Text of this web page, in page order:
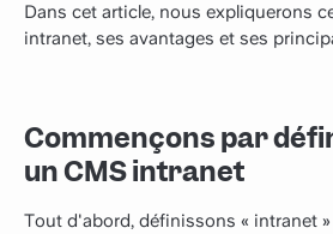
Dans cet article, nous expliquerons
intranet, ses avantages et ses
Commençons par
un CMS intranet
Tout d'abord, définissons « intranet